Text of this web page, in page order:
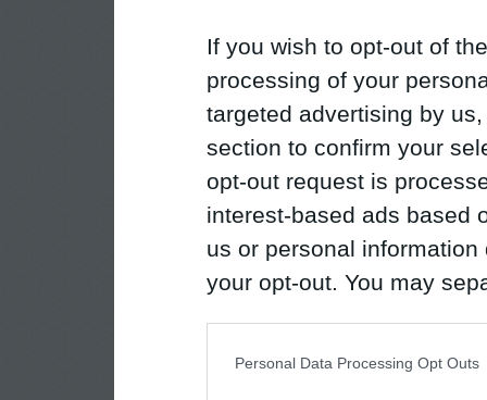
If you wish to opt-out of
processing of your
targeted advertising by
section to confirm your
opt-out request is
interest-based ads based
us or personal
your opt-out. You may
Personal Data Processing Opt Outs